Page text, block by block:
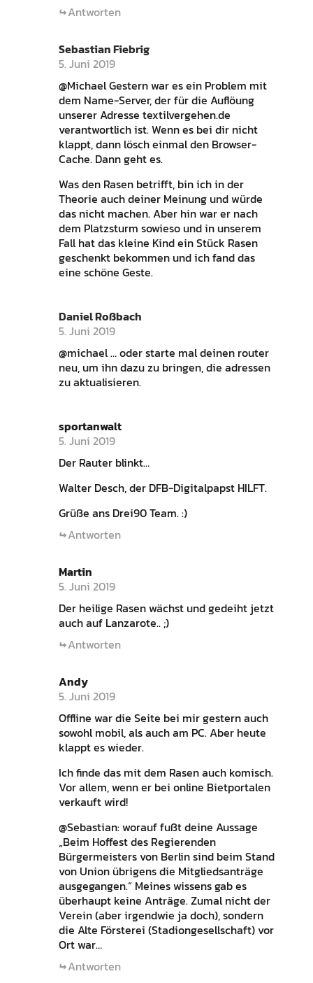
Antworten
Sebastian Fiebrig
5. Juni 2019
@Michael Gestern war es ein Problem mit
dem Name-Server, der für die Auflöung
unserer Adresse textilvergehen.de
verantwortlich ist. Wenn es bei dir nicht
klappt, dann lösch einmal den Browser-
Cache. Dann geht es.
Was den Rasen betrifft, bin ich in der
Theorie auch deiner Meinung und würde
das nicht machen. Aber hin war er nach
dem Platzsturm sowieso und in unserem
Fall hat das kleine Kind ein Stück Rasen
geschenkt bekommen und ich fand das
eine schöne Geste.
Daniel Roßbach
5. Juni 2019
@michael … oder starte mal deinen router
neu, um ihn dazu zu bringen, die adressen
zu aktualisieren.
sportanwalt
5. Juni 2019
Der Rauter blinkt…
Walter Desch, der DFB-Digitalpapst HILFT.
Grüße ans Drei90 Team. :)
Antworten
Martin
5. Juni 2019
Der heilige Rasen wächst und gedeiht jetzt
auch auf Lanzarote.. ;)
Antworten
Andy
5. Juni 2019
Offline war die Seite bei mir gestern auch
sowohl mobil, als auch am PC. Aber heute
klappt es wieder.
Ich finde das mit dem Rasen auch komisch.
Vor allem, wenn er bei online Bietportalen
verkauft wird!
@Sebastian: worauf fußt deine Aussage
„Beim Hoffest des Regierenden
Bürgermeisters von Berlin sind beim Stand
von Union übrigens die Mitgliedsanträge
ausgegangen.“ Meines wissens gab es
überhaupt keine Anträge. Zumal nicht der
Verein (aber irgendwie ja doch), sondern
die Alte Försterei (Stadiongesellschaft) vor
Ort war…
Antworten